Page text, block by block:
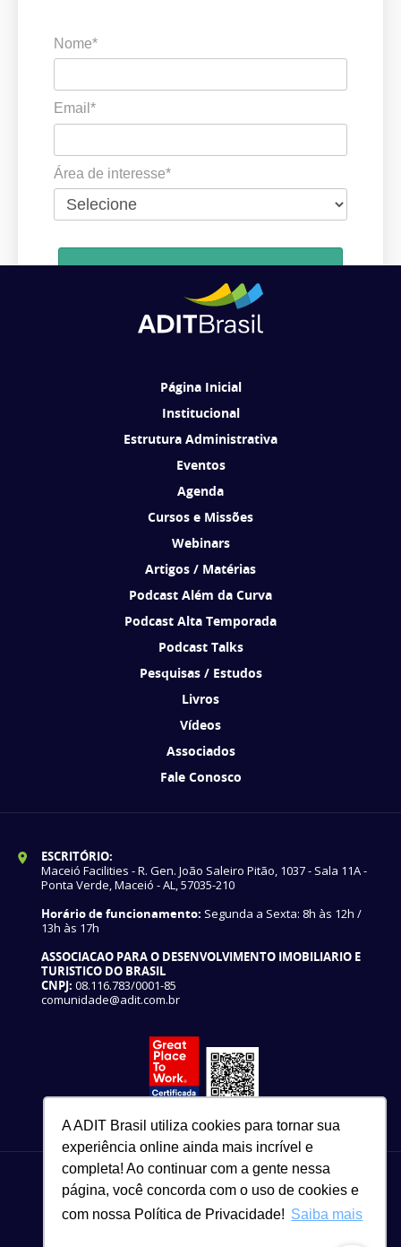
A ADIT Brasil utiliza cookies para tornar sua
experiência online ainda mais incrível e
completa! Ao continuar com a gente nessa
página, você concorda com o uso de cookies e
com nossa Política de Privacidade! Saiba mais
Nome*
Email*
Área de interesse*
Ao se cadastrar, você concorda em receber comunicações da ADIT
Página Inicial
Institucional
Estrutura Administrativa
Eventos
Agenda
Cursos e Missões
Webinars
Artigos / Matérias
Podcast Além da Curva
Podcast Alta Temporada
Podcast Talks
Pesquisas / Estudos
Livros
Vídeos
Associados
Fale Conosco
ESCRITÓRIO:
Maceió Facilities - R. Gen. João Saleiro Pitão, 1037 - Sala 11A -
Ponta Verde, Maceió - AL, 57035-210
Horário de funcionamento: Segunda a Sexta: 8h às 12h /
13h às 17h
ASSOCIACAO PARA O DESENVOLVIMENTO IMOBILIARIO E
TURISTICO DO BRASIL
CNPJ: 08.116.783/0001-85
comunidade@adit.com.br